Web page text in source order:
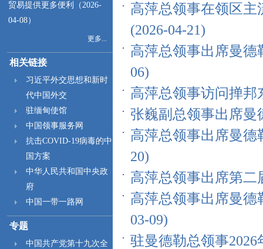
贸易提供更多便利（2026-
04-08）
更多...
相关链接
习近平外交思想和新时
代中国外交
驻缅甸使馆
中国领事服务网
抗击COVID-19病毒的中
国方案
中华人民共和国中央政
府
中国一带一路网
专题
中国共产党第十九次全
高萍总领事在领区
(2026-04-21)
高萍总领事出席曼德
06)
高萍总领事访问掸邦
张巍副总领事出席曼
高萍总领事出席曼德
20)
高萍总领事出席第二
高萍总领事出席曼德
03-09)
驻曼德勒总领事2026